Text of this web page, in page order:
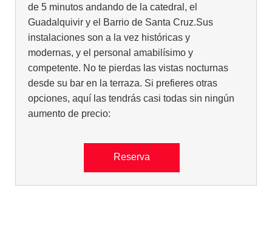
de 5 minutos andando de la catedral, el
Guadalquivir y el Barrio de Santa Cruz.Sus
instalaciones son a la vez históricas y
modernas, y el personal amabilísimo y
competente. No te pierdas las vistas nocturnas
desde su bar en la terraza. Si prefieres otras
opciones, aquí las tendrás casi todas sin ningún
aumento de precio:
Reserva